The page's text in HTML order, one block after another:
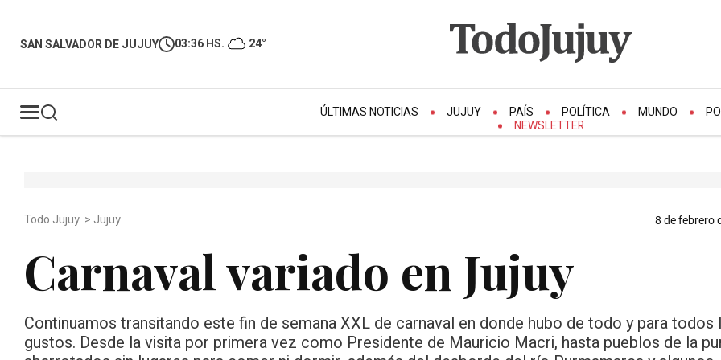
SAN SALVADOR DE JUJUY 03:36 HS. 24°
ÚLTIMAS NOTICIAS JUJUY PAÍS POLÍTICA MUNDO
NEWSLETTER
Todo Jujuy > Jujuy 8 de febrero
Carnaval variado en Jujuy
Continuamos transitando este fin de semana XXL de carnaval en donde hubo de todo y para todos
gustos. Desde la visita por primera vez como Presidente de Mauricio Macri, hasta pueblos de la